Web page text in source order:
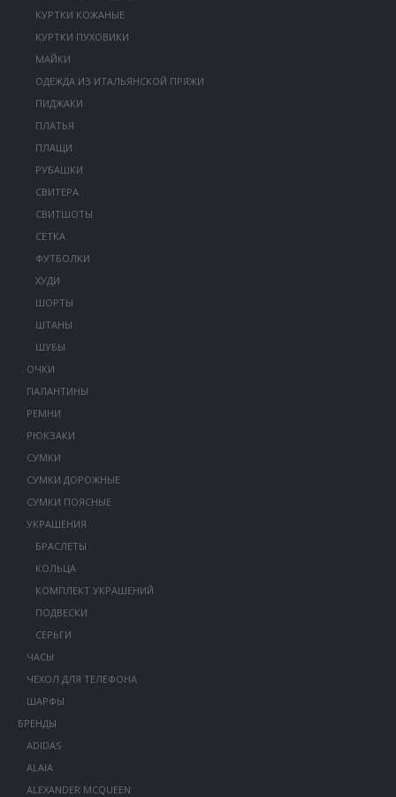
КУРТКИ КОЖАНЫЕ
КУРТКИ ПУХОВИКИ
МАЙКИ
ОДЕЖДА ИЗ ИТАЛЬЯНСКОЙ ПРЯЖИ
ПИДЖАКИ
ПЛАТЬЯ
ПЛАЩИ
РУБАШКИ
СВИТЕРА
СВИТШОТЫ
СЕТКА
ФУТБОЛКИ
ХУДИ
ШОРТЫ
ШТАНЫ
ШУБЫ
ОЧКИ
ПАЛАНТИНЫ
РЕМНИ
РЮКЗАКИ
СУМКИ
СУМКИ ДОРОЖНЫЕ
СУМКИ ПОЯСНЫЕ
УКРАШЕНИЯ
БРАСЛЕТЫ
КОЛЬЦА
КОМПЛЕКТ УКРАШЕНИЙ
ПОДВЕСКИ
СЕРЬГИ
ЧАСЫ
ЧЕХОЛ ДЛЯ ТЕЛЕФОНА
ШАРФЫ
БРЕНДЫ
ADIDAS
ALAIA
ALEXANDER MCQUEEN